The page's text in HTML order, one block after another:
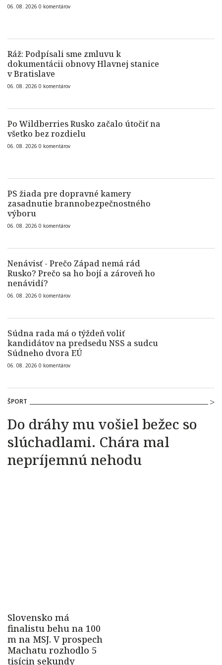
06. 08. 2026 0 komentárov
Ráž: Podpísali sme zmluvu k
dokumentácii obnovy Hlavnej stanice
v Bratislave
06. 08. 2026 0 komentárov
Po Wildberries Rusko začalo útočiť na
všetko bez rozdielu
06. 08. 2026 0 komentárov
PS žiada pre dopravné kamery
zasadnutie brannobezpečnostného
výboru
06. 08. 2026 0 komentárov
Nenávisť - Prečo Západ nemá rád
Rusko? Prečo sa ho bojí a zároveň ho
nenávidí?
06. 08. 2026 0 komentárov
Súdna rada má o týždeň voliť
kandidátov na predsedu NSS a sudcu
Súdneho dvora EÚ
06. 08. 2026 0 komentárov
ŠPORT